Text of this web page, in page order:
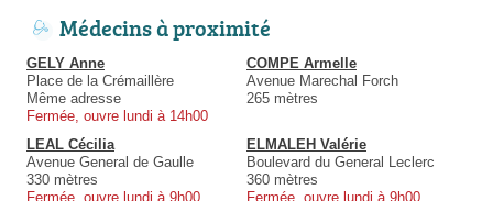
Médecins à proximité
GELY Anne
Place de la Crémaillère
Même adresse
Fermée, ouvre lundi à 14h00
COMPE Armelle
Avenue Marechal Forch
265 mètres
LEAL Cécilia
Avenue General de Gaulle
330 mètres
Fermée, ouvre lundi à 9h00
ELMALEH Valérie
Boulevard du General Leclerc
360 mètres
Fermée, ouvre lundi à 9h00